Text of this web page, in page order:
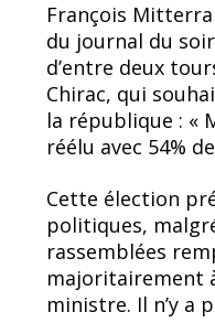
François
du journal du
d’entre deux
Chirac, qui
la république : «
réélu avec 54%
Cette élection
politiques,
rassemblées
majoritairement
ministre. Il n’y a